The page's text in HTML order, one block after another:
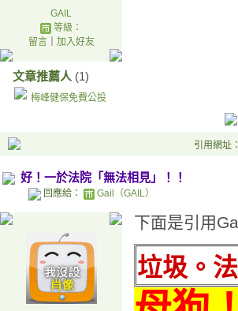
GAIL
等級：
留言｜ 加入好友
文章推薦人 (1)
梅峰健保免費公投
引用網址
好！一於法院「無法相見」！！
回應給： Gail（GAIL）
下面是引用
垃圾。